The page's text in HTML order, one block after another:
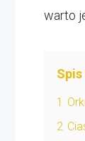
warto
1
2